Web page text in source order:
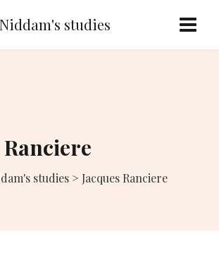
studies
Ranciere
studies > Jacques Ranciere